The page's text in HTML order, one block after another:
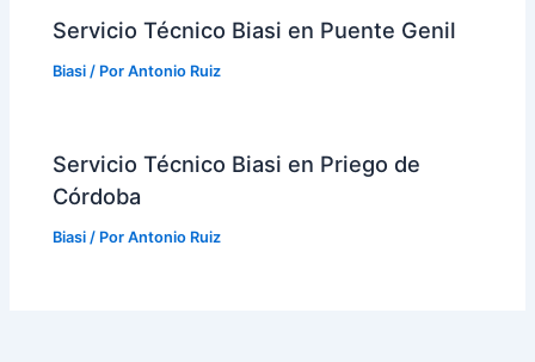
Servicio Técnico Biasi en Puente Genil
Biasi / PorAntonio Ruiz
Servicio Técnico Biasi en Priego de
Córdoba
Biasi / PorAntonio Ruiz